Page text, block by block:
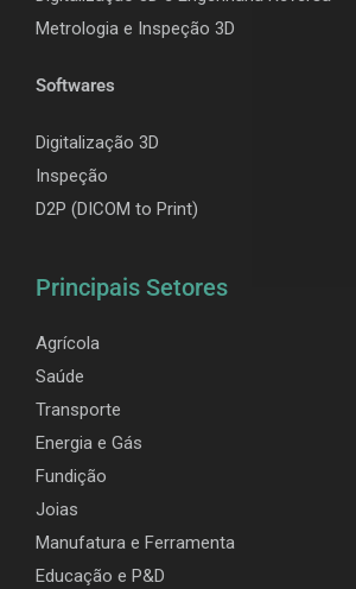
Metrologia e Inspeção 3D
Softwares
Digitalização 3D
Inspeção
D2P (DICOM to Print)
Principais Setores
Agrícola
Saúde
Transporte
Energia e Gás
Fundição
Joias
Manufatura e Ferramenta
Educação e P&D